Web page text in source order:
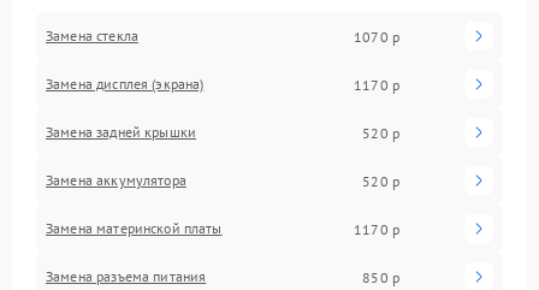
Замена стекла 1070 р
Замена дисплея (экрана) 1170 р
Замена задней крышки 520 р
Замена аккумулятора 520 р
Замена материнской платы 1170 р
Замена разъема питания 850 р